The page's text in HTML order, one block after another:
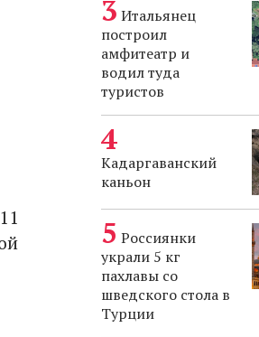
Итальянец
построил
амфитеатр и
водил туда
туристов
Кадаргаванский
каньон
Россиянки
украли 5 кг
пахлавы со
шведского стола в
Турции